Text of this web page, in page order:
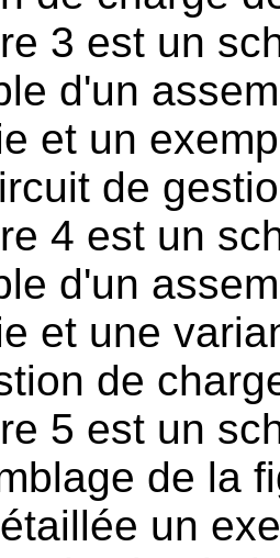
3 est un
d'un
et un
de
4 est un
d'un
et une
de
5 est un
de la
un